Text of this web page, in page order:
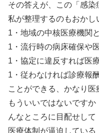
その答えが、この「感染
私が整理するのもおか
1・地域の中核医療機関
1・流行時の病床確保や
1・協定に違反すれば医
1・従わなければ診療報
ことができる、かなり医
もういいではないです
んなところに目配せして
医療体制が逼迫してい